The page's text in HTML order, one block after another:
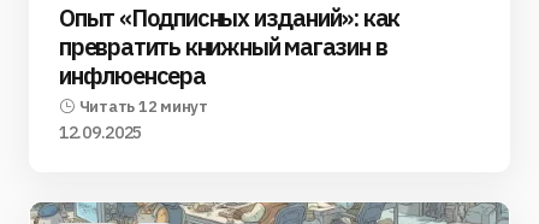
Опыт «Подписных изданий»: как
превратить книжный магазин в
инфлюенсера
Читать 12 минут
12.09.2025